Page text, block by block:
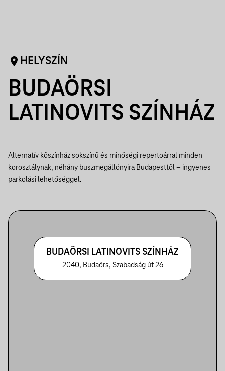
HELYSZÍN
BUDAÖRSI
LATINOVITS SZÍNHÁZ
Alternatív kőszínház sokszínű és minőségi repertoárral minden
korosztálynak, néhány buszmegállónyira Budapesttől – ingyenes
parkolási lehetőséggel.
BUDAÖRSI LATINOVITS SZÍNHÁZ
2040, Budaörs, Szabadság út 26